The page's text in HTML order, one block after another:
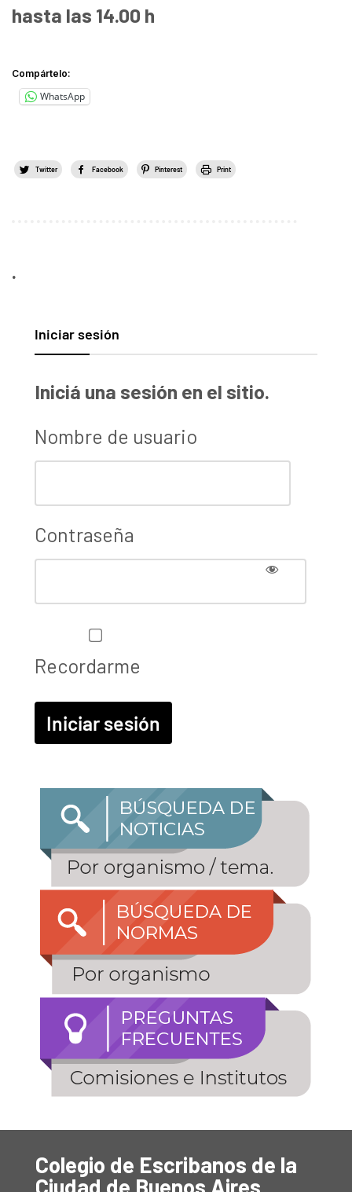
hasta las 14.00 h
Compártelo:
WhatsApp
Twitter Facebook Pinterest Print
.
Iniciar sesión
Iniciá una sesión en el sitio.
Nombre de usuario
Contraseña
Recordarme
Colegio de Escribanos de la
Ciudad de Buenos Aires